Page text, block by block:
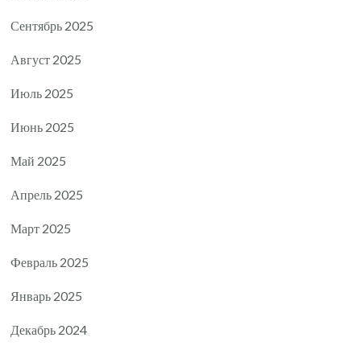
Сентябрь 2025
Август 2025
Июль 2025
Июнь 2025
Май 2025
Апрель 2025
Март 2025
Февраль 2025
Январь 2025
Декабрь 2024